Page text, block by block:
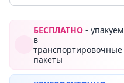
БЕСПЛАТНО - упакуем
в
транспортировочные
пакеты